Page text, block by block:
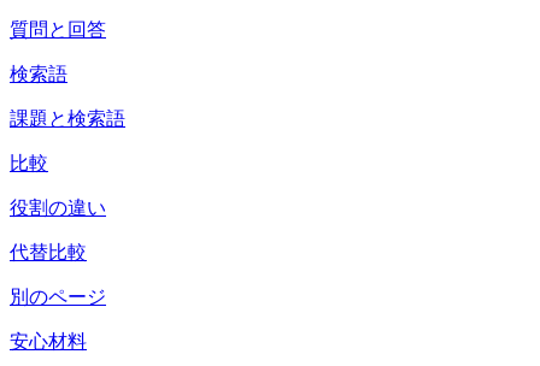
質問と回答
検索語
課題と検索語
比較
役割の違い
代替比較
別のページ
安心材料